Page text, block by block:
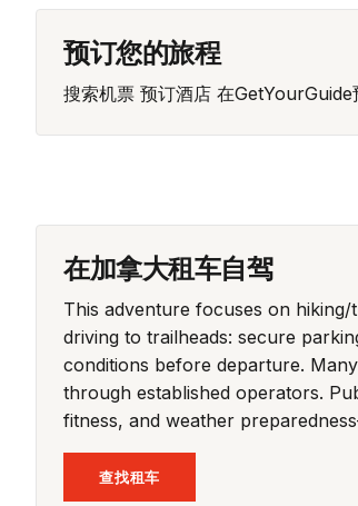
预订您的旅程
搜索机票 预订酒店 在GetYourGuide
在加拿大租车自驾
This adventure focuses on
driving to trailheads: secure
conditions before departure.
through established operators.
fitness, and weather
查找租车